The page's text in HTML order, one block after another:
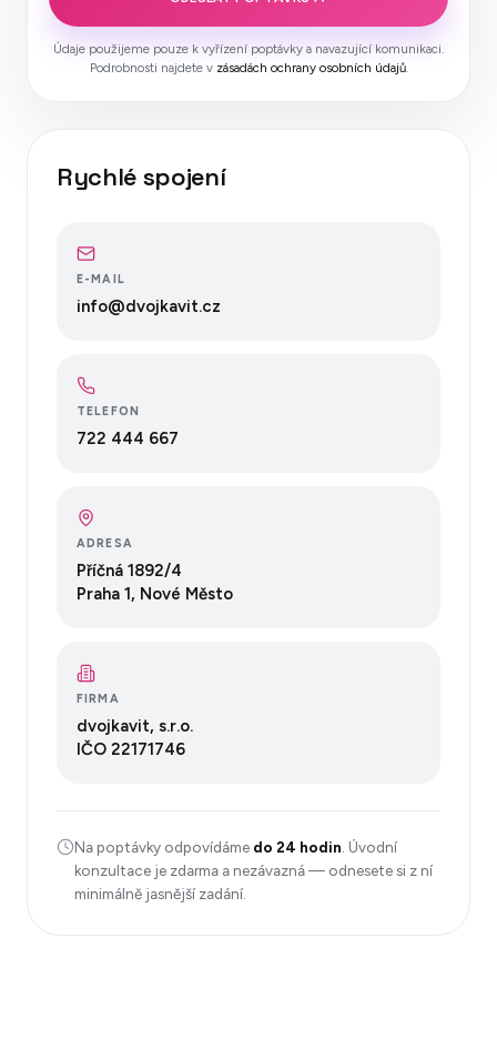
Údaje použijeme pouze k vyřízení poptávky a navazující komunikaci.
Podrobnosti najdete v zásadách ochrany osobních údajů.
Rychlé spojení
E-MAIL
info@dvojkavit.cz
TELEFON
722 444 667
ADRESA
Příčná 1892/4
Praha 1, Nové Město
FIRMA
dvojkavit, s.r.o.
IČO 22171746
Na poptávky odpovídáme do 24 hodin . Úvodní
konzultace je zdarma a nezávazná — odnesete si z ní
minimálně jasnější zadání.